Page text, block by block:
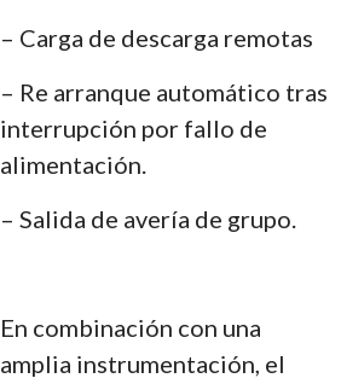
– Carga de descarga remotas
– Re arranque automático tras
interrupción por fallo de
alimentación.
– Salida de avería de grupo.
En combinación con una
amplia instrumentación, el